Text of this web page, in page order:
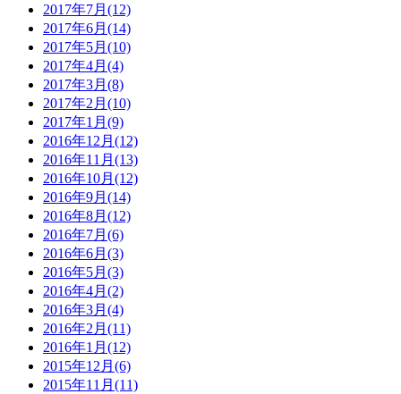
2017年7月(12)
2017年6月(14)
2017年5月(10)
2017年4月(4)
2017年3月(8)
2017年2月(10)
2017年1月(9)
2016年12月(12)
2016年11月(13)
2016年10月(12)
2016年9月(14)
2016年8月(12)
2016年7月(6)
2016年6月(3)
2016年5月(3)
2016年4月(2)
2016年3月(4)
2016年2月(11)
2016年1月(12)
2015年12月(6)
2015年11月(11)